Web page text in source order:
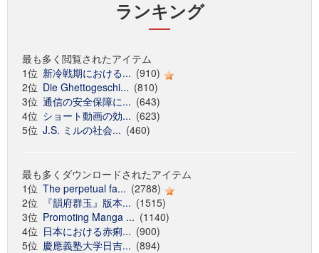
ランキング
最も多く閲覧されたアイテム
1位 新冷戦期における... (910)
2位 Die Ghettogeschi... (810)
3位 通信の安全保障に... (643)
4位 ショート動画の効... (623)
5位 J.S. ミルの社会... (460)
最も多くダウンロードされたアイテム
1位 The perpetual fa... (2788)
2位
『韻府群玉』版本... (1515)
3位 Promoting Manga ... (1140)
4位 日本における赤痢... (900)
5位 慶應義塾大学日吉... (894)